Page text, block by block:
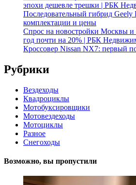
эпохи дешевле трешки | РБК
Последовательный гибрид
комплектации и цены
Спрос на новостройки Москвы и
год почти на 20% | РБК
Кроссовер Nissan NX7: первый
Рубрики
Вездеходы
Квадроциклы
Мотобуксировщики
Мотовездеходы
Мотоциклы
Разное
Снегоходы
Возможно, вы пропустили